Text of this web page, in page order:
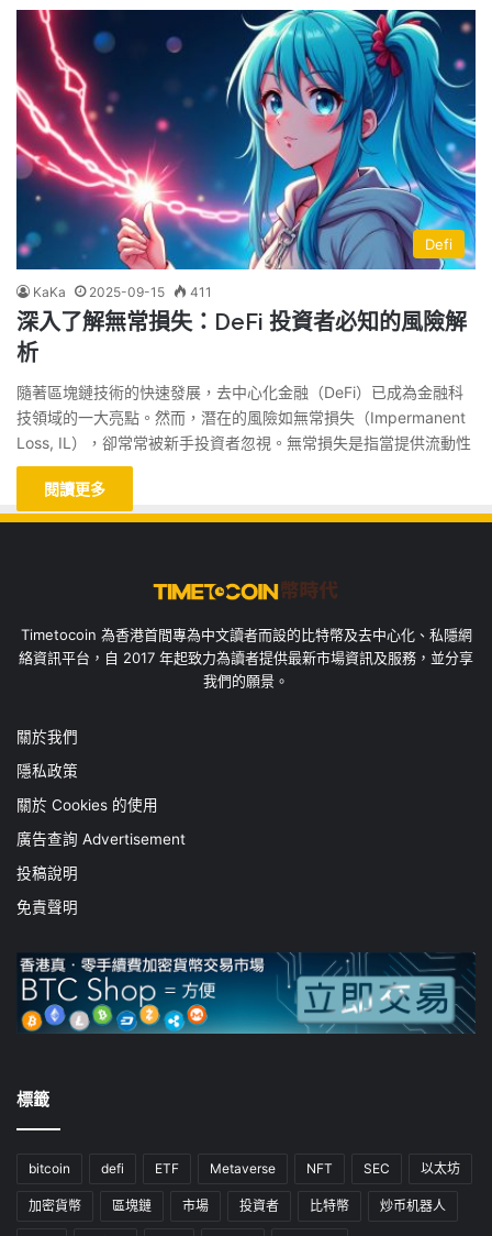
Defi
KaKa 2025-09-15 411
深入了解無常損失：DeFi 投資者必知的風險解
析
隨著區塊鏈技術的快速發展，去中心化金融（DeFi）已成為金融科
技領域的一大亮點。然而，潛在的風險如無常損失（Impermanent
Loss, IL），卻常常被新手投資者忽視。無常損失是指當提供流動性
閱讀更多
Timetocoin 為香港首間專為中文讀者而設的比特幣及去中心化、私隱網
絡資訊平台，自 2017 年起致力為讀者提供最新市場資訊及服務，並分享
我們的願景。
關於我們
隱私政策
關於 Cookies 的使用
廣告查詢 Advertisement
投稿說明
免責聲明
標籤
bitcoin defi ETF Metaverse NFT SEC 以太坊
加密貨幣 區塊鏈 市場 投資者 比特幣 炒币机器人